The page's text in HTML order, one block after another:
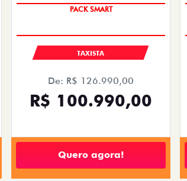
PACK SMART
TAXISTA
De: R$ 126.990,00
R$ 100.990,00
Quero agora!